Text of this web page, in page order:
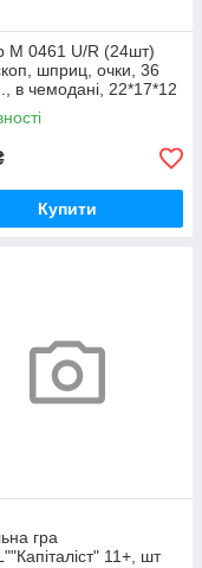
M 0461 U/R (24шт)
шприц, очки, 36
в чемодані, 22*17*12
Купити
гра
11+, шт